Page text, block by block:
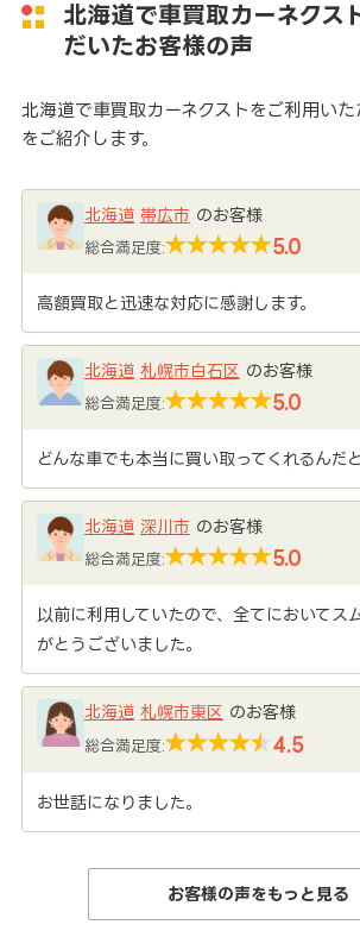
北海道で車買取カーネクス
だいたお客様の声
北海道で車買取カーネクストをご利用い
をご紹介します。
北海道 帯広市 のお客様
総合満足度: 5.0
高額買取と迅速な対応に感謝します。
北海道 札幌市白石区 のお客様
総合満足度: 5.0
どんな車でも本当に買い取ってくれるんだ
北海道 深川市 のお客様
総合満足度: 5.0
以前に利用していたので、全てにおいてス
がとうございました。
北海道 札幌市東区 のお客様
総合満足度: 4.5
お世話になりました。
お客様の声をもっと見る